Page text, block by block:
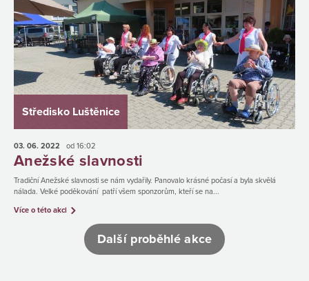
Středisko Luštěnice
03. 06. 2022 od 16:02
Anežské slavnosti
Tradiční Anežské slavnosti se nám vydařily. Panovalo krásné počasí a byla skvělá
nálada. Velké poděkování patří všem sponzorům, kteří se na...
Více o této akci
Další proběhlé akce